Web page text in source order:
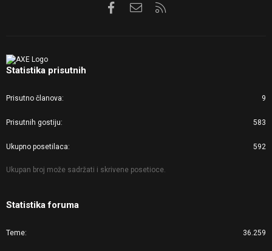
FacebookKontaktirajte nas
Statistika prisutnih
Prisutno članova 9
Prisutnih gostiju 583
Ukupno posetilaca 592
Ukupan broj može sadržati i skrivene posetioce.
Statistika foruma
Teme 36.259